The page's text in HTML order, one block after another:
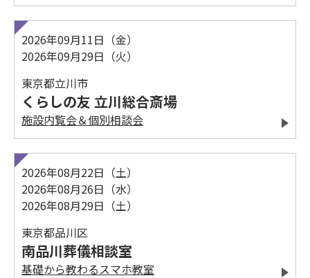
2026年09月11日（金）
2026年09月29日（火）
東京都立川市
くらしの友 立川総合斎場
施設内覧会＆個別相談会
2026年08月22日（土）
2026年08月26日（水）
2026年08月29日（土）
東京都品川区
南品川葬儀相談室
基礎から教わるスマホ教室